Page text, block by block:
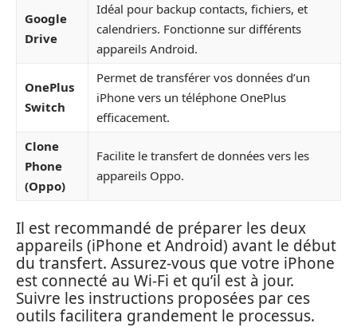
Google
Drive
Idéal pour backup contacts, fichiers, et
calendriers. Fonctionne sur différents
appareils Android.
OnePlus
Switch
Permet de transférer vos données d’un
iPhone vers un téléphone OnePlus
efficacement.
Clone
Phone
(Oppo)
Facilite le transfert de données vers les
appareils Oppo.
Il est recommandé de préparer les deux
appareils (iPhone et Android) avant le début
du transfert. Assurez-vous que votre iPhone
est connecté au Wi-Fi et qu’il est à jour.
Suivre les instructions proposées par ces
outils facilitera grandement le processus.